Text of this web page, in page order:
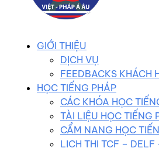
GIỚI THIỆU
DỊCH VỤ
FEEDBACKS KHÁCH
HỌC TIẾNG PHÁP
CÁC KHÓA HỌC
TÀI LIỆU HỌC TIẾNG
CẨM NANG HỌC
LỊCH THI TCF – DELF